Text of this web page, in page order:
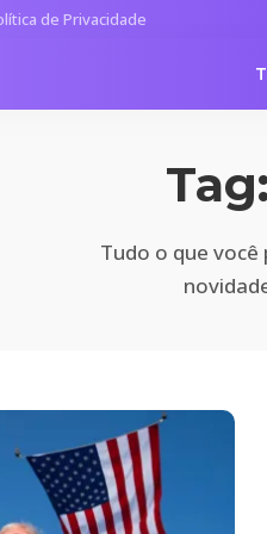
de Privacidade
Tag:
Tudo o que você